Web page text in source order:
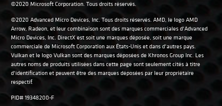
©2020 Microsoft Corporation. Tous droits réservés.
©2020 Advanced Micro Devices, Inc. Tous droits réservés. AMD, le logo AMD
Arrow, Radeon, et leur combinaison sont des marques commerciales d'Advanced
Micro Devices, Inc. DirectX est soit une marques déposée, soit une marque
commerciale de Microsoft Corporation aux États-Unis et dans d'autres pays.
Vulkan et le logo Vulkan sont des marques déposées de Khronos Group Inc. Les
autres noms de produits utilisées dans cette page sont seulement cités à titre
d'identification et peuvent être des marques déposées par leur propriétaire
respectif.
PID# 19348200-F